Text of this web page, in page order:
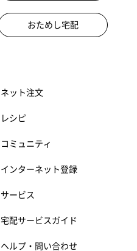
おためし宅配
ネット注文
レシピ
コミュニティ
インターネット登録
サービス
宅配サービスガイド
ヘルプ・問い合わせ